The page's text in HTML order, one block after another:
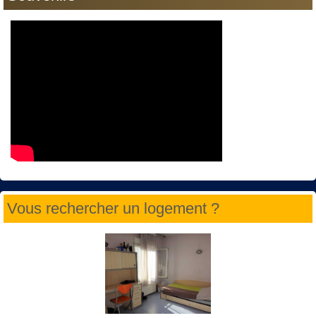
Vous rechercher un logement ?